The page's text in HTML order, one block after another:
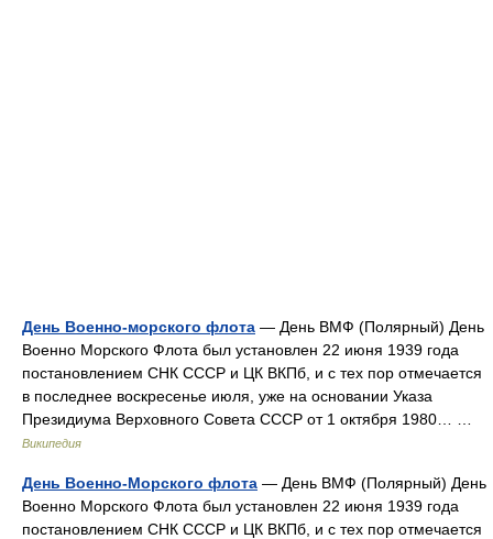
День Военно-морского флота — День ВМФ (Полярный) День
Военно Морского Флота был установлен 22 июня 1939 года
постановлением СНК СССР и ЦК ВКПб, и с тех пор отмечается
в последнее воскресенье июля, уже на основании Указа
Президиума Верховного Совета СССР от 1 октября 1980… …
Википедия
День Военно-Морского флота — День ВМФ (Полярный) День
Военно Морского Флота был установлен 22 июня 1939 года
постановлением СНК СССР и ЦК ВКПб, и с тех пор отмечается